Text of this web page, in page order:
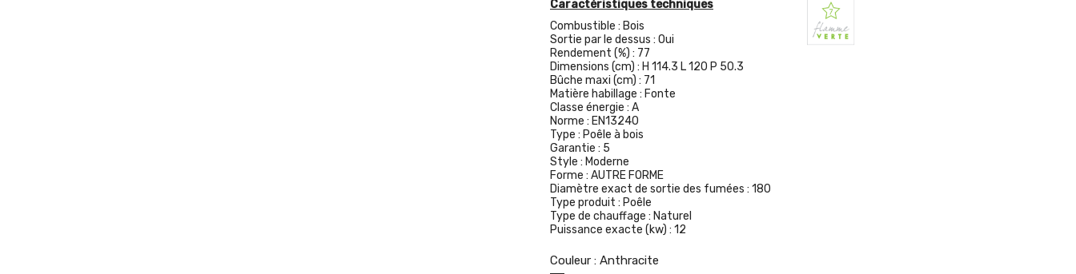
Caractéristiques techniques
Combustible : Bois
Sortie par le dessus : Oui
Rendement (%) : 77
Dimensions (cm) : H 114.3 L 120 P 50.3
Bûche maxi (cm) : 71
Matière habillage : Fonte
Classe énergie : A
Norme : EN13240
Type : Poêle à bois
Garantie : 5
Style : Moderne
Forme : AUTRE FORME
Diamètre exact de sortie des fumées : 180
Type produit : Poêle
Type de chauffage : Naturel
Puissance exacte (kw) : 12
Couleur : Anthracite